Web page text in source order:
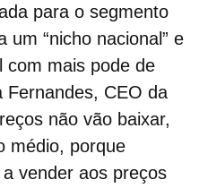
para o segmento
um “nicho nacional” e
com mais pode de
Fernandes, CEO da
não vão baixar,
médio, porque
vender aos preços